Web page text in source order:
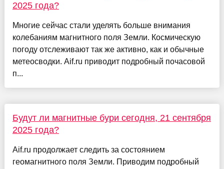
2025 года?
Многие сейчас стали уделять больше внимания
колебаниям магнитного поля Земли. Космическую
погоду отслеживают так же активно, как и обычные
метеосводки. Aif.ru приводит подробный почасовой
п...
Будут ли магнитные бури сегодня, 21 сентября
2025 года?
Aif.ru продолжает следить за состоянием
геомагнитного поля Земли. Приводим подробный